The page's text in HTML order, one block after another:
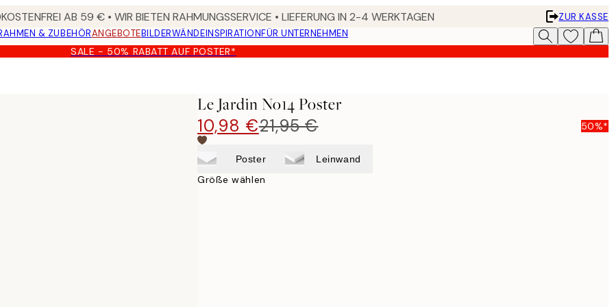
AB 59 € • WIR BIETEN RAHMUNGSSERVICE • LIEFERUNG IN 2-4 WERKTAGEN
ZUR KASSE
& ZUBEHÖRANGEBOTEBILDERWÄNDEINSPIRATIONFÜR UNTERNEHMEN
SALE - 50% RABATT AUF POSTER*
Le Jardin No14 Poster
10,98 €21,95 € 50%*
Poster Leinwand
Größe wählen